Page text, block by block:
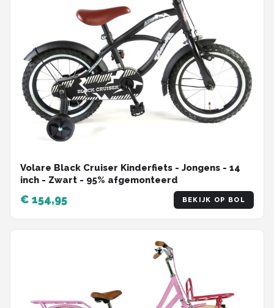
Volare Black Cruiser Kinderfiets - Jongens - 14
inch - Zwart - 95% afgemonteerd
€ 154,95 BEKIJK OP BOL